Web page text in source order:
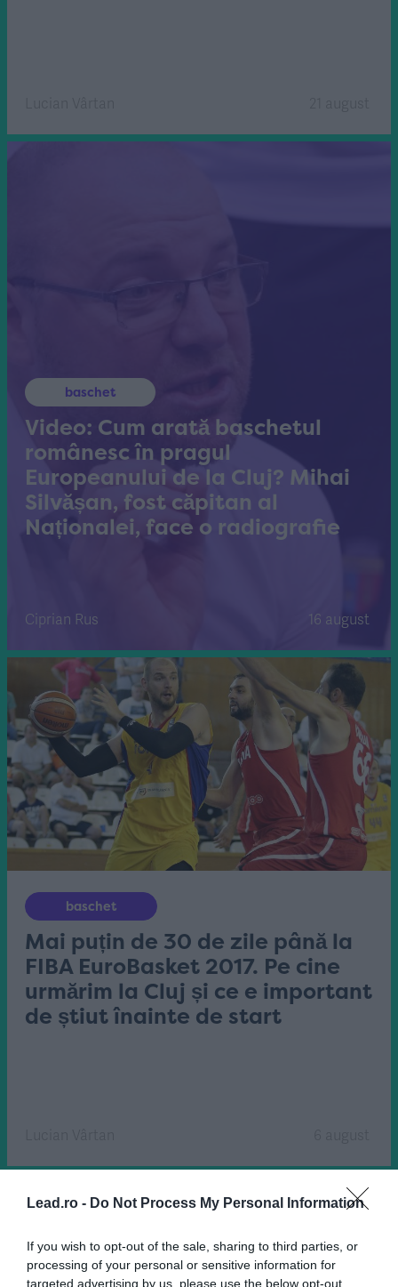
Lead.ro - Do Not Process My Personal Information
If you wish to opt-out of the sale, sharing to third parties, or
processing of your personal or sensitive information for
targeted advertising by us, please use the below opt-out
baschet
Video: Cum arată baschetul
românesc în pragul
Europeanului de la Cluj? Mihai
Silvășan, fost căpitan al
Naționalei, face o radiografie
Ciprian Rus 16 august
baschet
Mai puțin de 30 de zile până la
FIBA EuroBasket 2017. Pe cine
urmărim la Cluj și ce e important
de știut înainte de start